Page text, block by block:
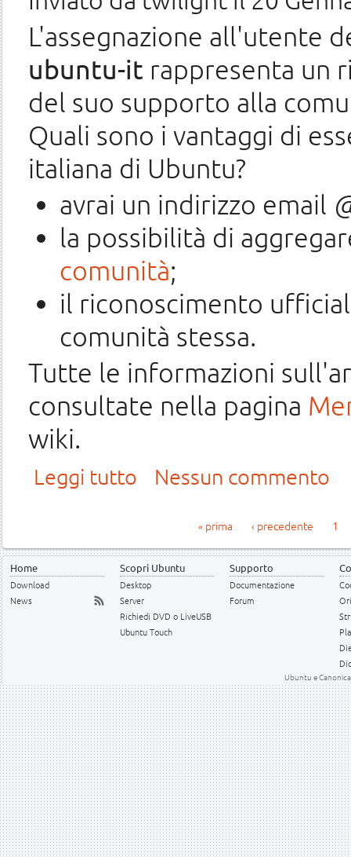
L'assegnazione all'utente
ubuntu-it rappresenta un
del suo supporto alla
Quali sono i vantaggi di
italiana di Ubuntu?
avrai un indirizzo email
la possibilità di
comunità;
il riconoscimento
comunità stessa.
Tutte le informazioni
consultate nella pagina
wiki.
Leggi tutto Nessun commento
« prima ‹ precedente 1
Home
Download
News
Scopri Ubuntu
Desktop
Server
Richiedi DVD o LiveUSB
Ubuntu Touch
Supporto
Documentazione
Forum
Ubuntu e